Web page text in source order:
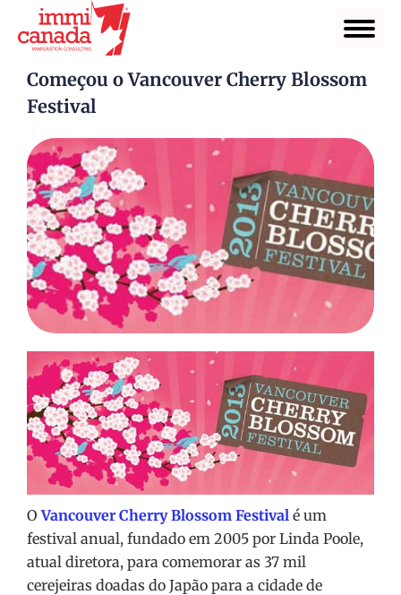
Começou o Vancouver Cherry Blossom
Festival
OVancouver Cherry Blossom Festival é um
festival anual, fundado em 2005 por Linda Poole,
atual diretora, para comemorar as 37 mil
cerejeiras doadas do Japão para a cidade de